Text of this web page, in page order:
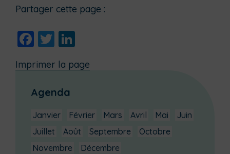
Partager cette page :
Facebook
Twitter
Imprimer la page
Agenda
Janvier Février Mars Avril Mai
Juin
Juillet
Août Septembre
Octobre
Novembre
Décembre